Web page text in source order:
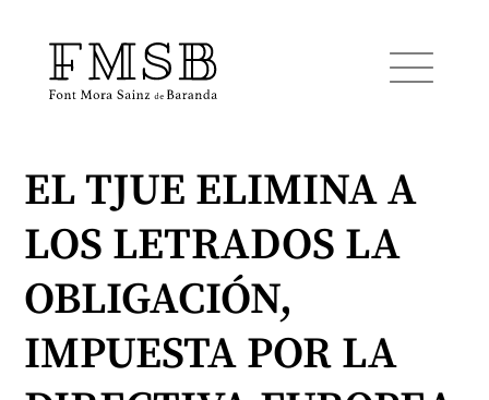
Startseite
Font Mora Sainz de Baranda
EL TJUE ELIMINA A
LOS LETRADOS LA
OBLIGACIÓN,
IMPUESTA POR LA